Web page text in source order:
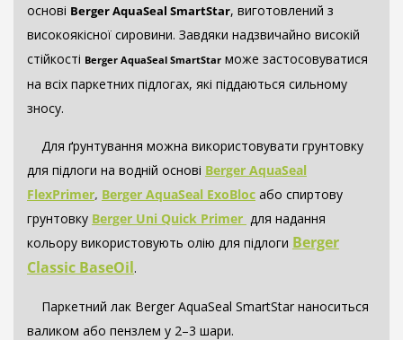
основі Berger AquaSeal SmartStar, виготовлений з
високоякісної сировини. Завдяки надзвичайно високій
стійкості Berger AquaSeal SmartStarможе застосовуватися
на всіх паркетних підлогах, які піддаються сильному
зносу.
Для ґрунтування можна використовувати грунтовку
для підлоги на водній основі Berger AquaSeal
FlexPrimer, Berger AquaSeal ExoBlocабо спиртову
грунтовку Berger Uni Quick Primer для надання
кольору використовують олію для підлоги Berger
Classic BaseOil.
Паркетний лак Berger AquaSeal SmartStar наноситься
валиком або пензлем у 2–3 шари.